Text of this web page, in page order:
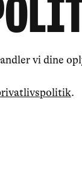
vi dine
.